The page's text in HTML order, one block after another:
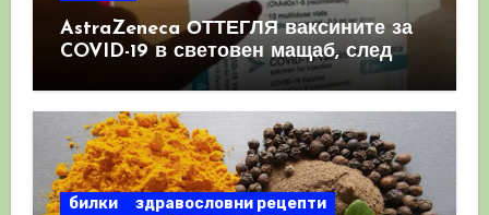
AstraZeneca ОТТЕГЛЯ ваксините за
COVID-19 в световен мащаб, след
като призна, че те причиняват
билки
здравословни рецепти